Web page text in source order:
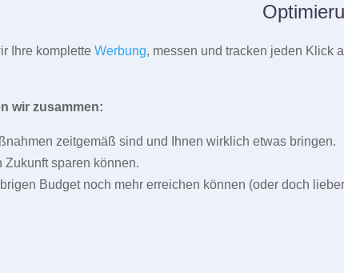
Ihre kompletteWerbung, messen und tracken jeden Klick
wir zusammen:
zeitgemäß sind und Ihnen wirklich etwas bringen.
Zukunft sparen können.
Budget noch mehr erreichen können (oder doch